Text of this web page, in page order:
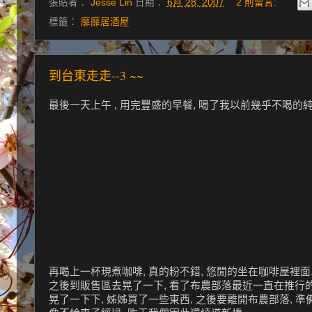
張貼者： Jesse Lin 日期： 6月 28, 2007
2 則留言:
標籤： 靡靡居酒屋
到台東走走--3 ~~
最後一天上午 , 用完豐盛的早餐, 喝了我以前幾乎不喝的
再喝上一杯現煮咖啡, 真的粉不錯, 悠閒的坐在咖啡屋裡面
之後到販售區去晃了一下, 看了布農部落最近一直在推
晃了一下下, 姊姊買了一些東西, 之後要離開布農部落,